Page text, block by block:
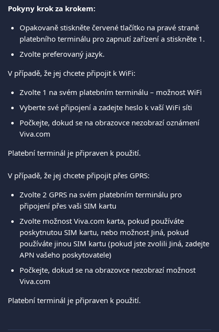
Pokyny krok za krokem:
Opakovaně stiskněte červené tlačítko na pravé straně
platebního terminálu pro zapnutí zařízení a stiskněte 1.
Zvolte preferovaný jazyk.
V případě, že jej chcete připojit k WiFi:
Zvolte 1 na svém platebním terminálu – možnost WiFi
Vyberte své připojení a zadejte heslo k vaší WiFi síti
Počkejte, dokud se na obrazovce nezobrazí oznámení
Viva.com
Platební terminál je připraven k použití.
V případě, že jej chcete připojit přes GPRS:
Zvolte 2 GPRS na svém platebním terminálu pro
připojení přes vaši SIM kartu
Zvolte možnost Viva.com karta, pokud používáte
poskytnutou SIM kartu, nebo možnost Jiná, pokud
používáte jinou SIM kartu (pokud jste zvolili Jiná, zadejte
APN vašeho poskytovatele)
Počkejte, dokud se na obrazovce nezobrazí možnost
Viva.com
Platební terminál je připraven k použití.